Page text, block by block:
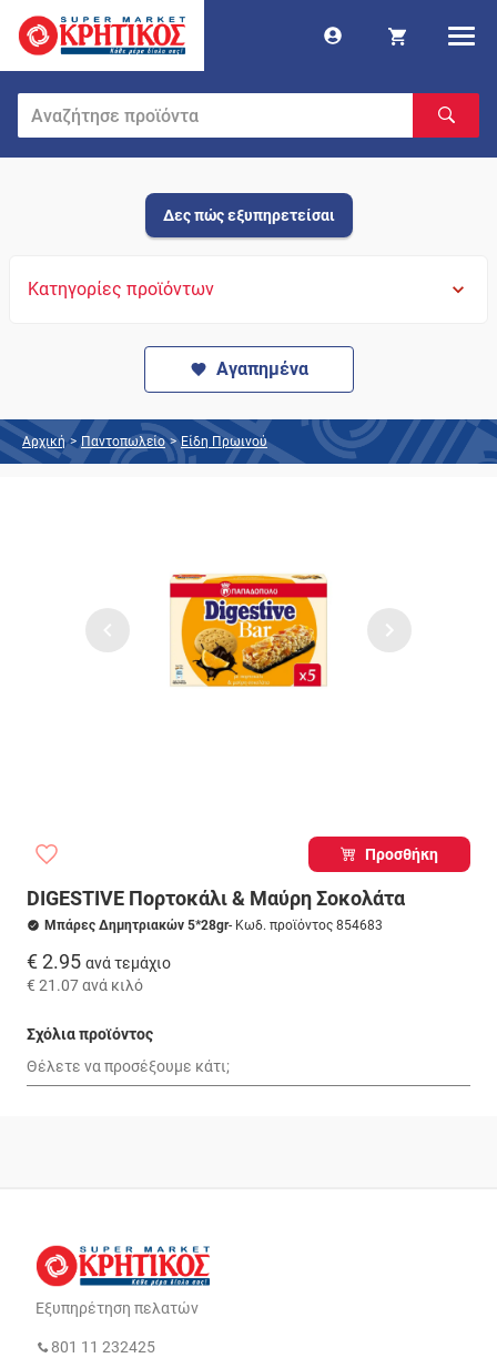
Δες πώς εξυπηρετείσαι
Κατηγορίες προϊόντων
Αγαπημένα
Αρχική > Παντοπωλείο > Είδη Πρωινού
Προσθήκη
DIGESTIVE Πορτοκάλι & Μαύρη Σοκολάτα
Μπάρες Δημητριακών 5*28gr- Κωδ. προϊόντος 854683
€ 2.95 ανά τεμάχιο
€ 21.07ανά κιλό
Σχόλια προϊόντος
Εξυπηρέτηση πελατών
801 11 232425